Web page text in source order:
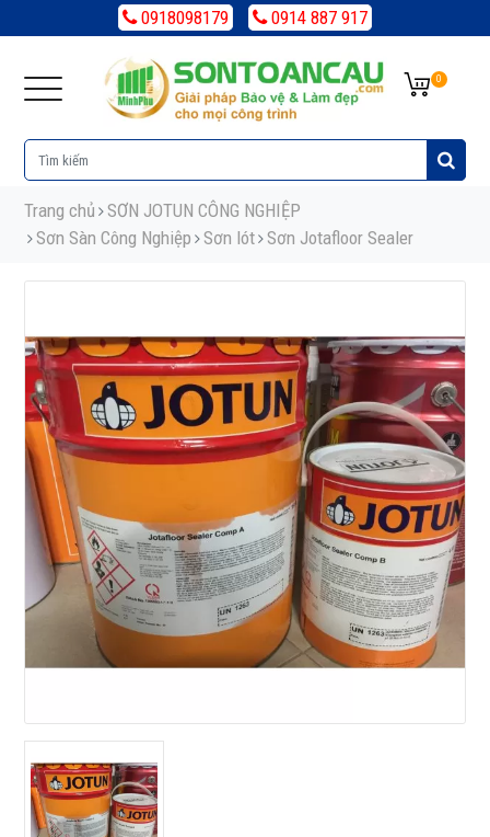
0918098179 0914 887 917
0
Trang chủ SƠN JOTUN CÔNG NGHIỆP
Sơn Sàn Công Nghiệp Sơn lót Sơn Jotafloor Sealer